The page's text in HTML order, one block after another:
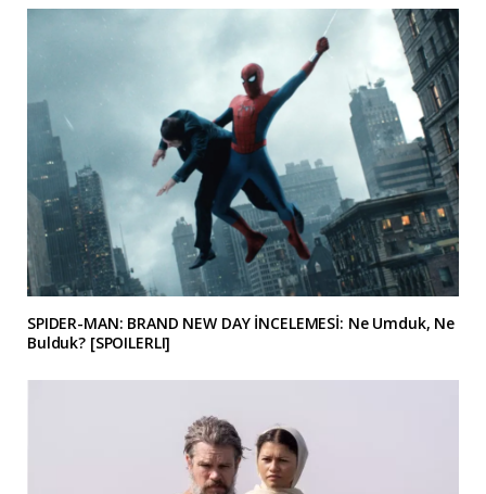
SPIDER-MAN: BRAND NEW DAY İNCELEMESİ: Ne Umduk, Ne
Bulduk? [SPOILERLI]